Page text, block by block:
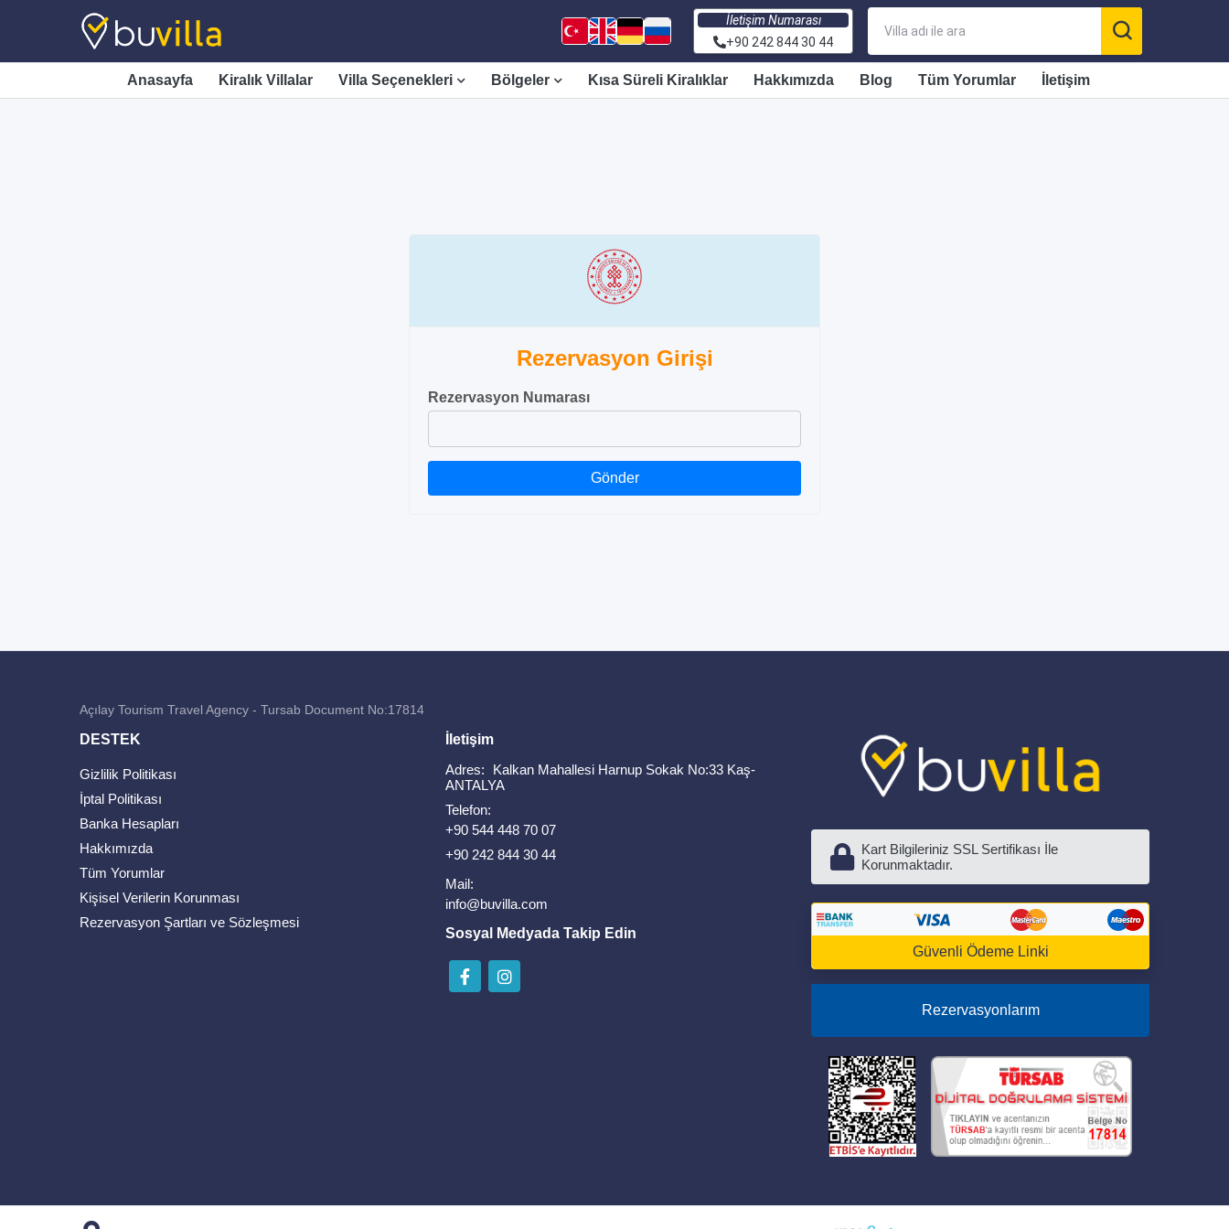
İletişim Numarası
+90 242 844 30 44
Anasayfa Kiralık Villalar Villa Seçenekleri Bölgeler Kısa Süreli Kiralıklar Hakkımızda Blog Tüm Yorumlar İletişim
Rezervasyon Girişi
Rezervasyon Numarası
Gönder
Açılay Tourism Travel Agency - Tursab Document No:17814
DESTEK
Gizlilik Politikası
İptal Politikası
Banka Hesapları
Hakkımızda
Tüm Yorumlar
Kişisel Verilerin Korunması
Rezervasyon Şartları ve Sözleşmesi
İletişim
Adres:
Kalkan Mahallesi Harnup Sokak No:33 Kaş-
ANTALYA
Telefon:
+90 544 448 70 07
+90 242 844 30 44
Mail:
info@buvilla.com
Sosyal Medyada Takip Edin
Kart Bilgileriniz SSL Sertifikası İle
Korunmaktadır.
Güvenli Ödeme Linki
Rezervasyonlarım